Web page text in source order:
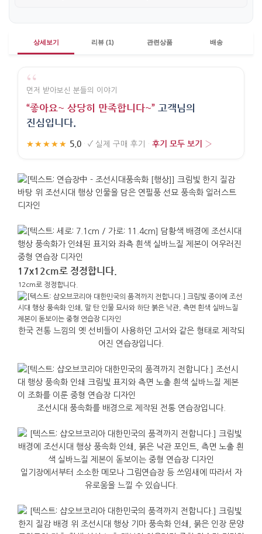
상세보기 리뷰 (1) 관련상품 배송
“
먼저 받아보신 분들의 이야기
“좋아요~ 상당히 만족합니다~” 고객님의
진심입니다.
★★★★★ 5.0 · ✓ 실제 구매 후기 · 후기 모두 보기 ›
17x12cm로 정정합니다.
12cm로 정정합니다.
한국 전통 느낌의 옛 선비들이 사용하던 고서와 같은 형태로 제작되
어진 연습장입니다.
조선시대 풍속화를 배경으로 제작된 전통 연습장입니다.
일기장에서부터 소소한 메모나 그림연습장 등 쓰임새에 따라서 자
유로움을 느낄 수 있습니다.